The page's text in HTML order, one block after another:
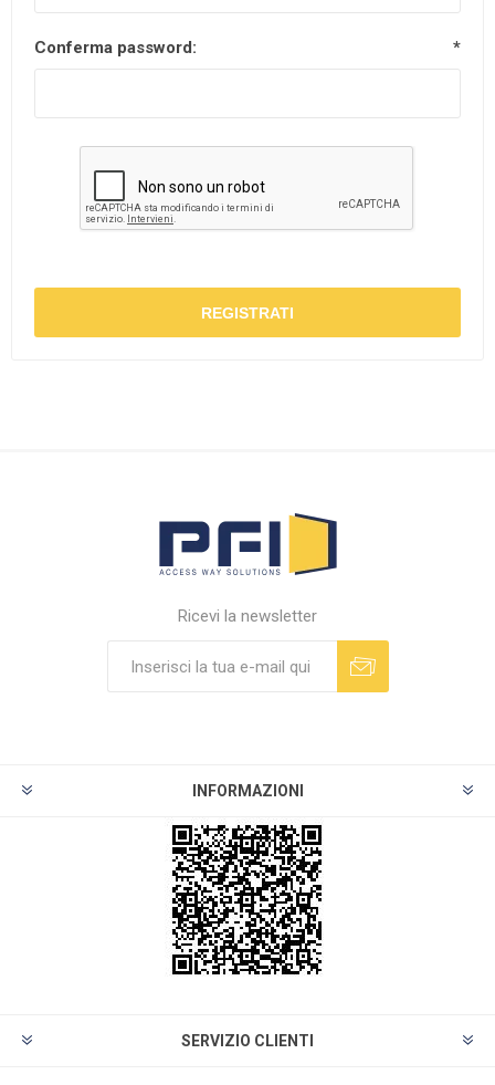
Conferma password: *
REGISTRATI
Ricevi la newsletter
INFORMAZIONI
SERVIZIO CLIENTI